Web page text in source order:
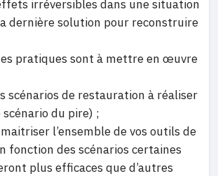
irréversibles dans une situation
dernière solution pour reconstruire
pratiques sont à mettre en œuvre
scénarios de restauration à réaliser
du pire) ;
l’ensemble de vos outils de
fonction des scénarios certaines
plus efficaces que d’autres